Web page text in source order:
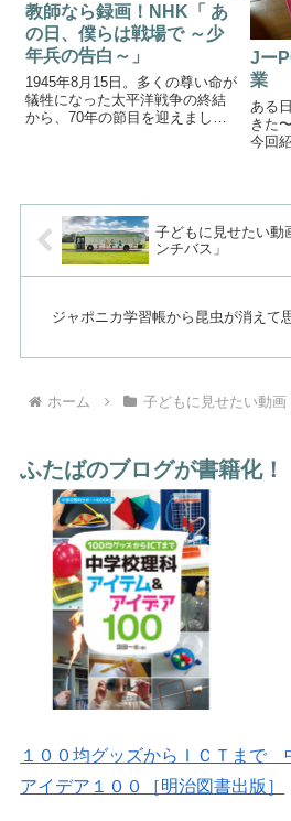
教師なら録画！NHK「 あ
の日、僕らは戦場で ～少
年兵の告白～」
1945年8月15日。多くの尊い命が
犠牲になった太平洋戦争の終結
から、70年の節目を迎えまし
す。そんな中、戦争の悲惨さを
次の...
Jー
業
ある
きた
今回
ー
子どもに見せたい動
ンチバス」
ジャポニカ学習帳から昆虫が消えて
ホーム 子どもに見せたい動画
ふたばのブログが書籍化！
１００均グッズからＩＣＴまで
アイデア１００［明治図書出版］